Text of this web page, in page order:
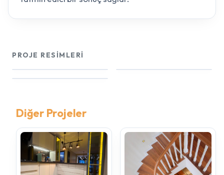
PROJE RESIMLERI
Diğer Projeler